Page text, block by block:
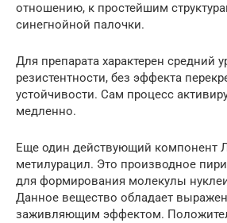
отношению, к простейшим
синегнойной палочки.
Для препарата характерен средний
резистентности, без эффекта
устойчивости. Сам процесс
медленно.
Еще один действующий компонент
метилурацил. Это производное
для формирования молекулы
Данное вещество обладает
заживляющим эффектом.